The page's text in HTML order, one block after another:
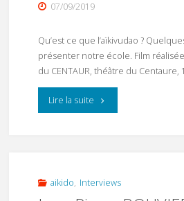
07/09/2019
Qu’est ce que l’aïkivudao ?
présenter notre école. Film
du CENTAUR, théâtre du Centaure,
Lire la suite "VIDÉO
aikido, Interviews